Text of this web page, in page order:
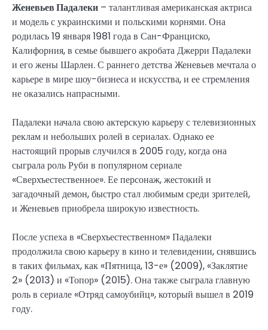
Женевьев Падалеки – талантливая американская актриса
и модель с украинскими и польскими корнями. Она
родилась 19 января 1981 года в Сан-Франциско,
Калифорния, в семье бывшего акробата Джерри Падалеки
и его жены Шарлен. С раннего детства Женевьев мечтала о
карьере в мире шоу-бизнеса и искусства, и ее стремления
не оказались напрасными.
Падалеки начала свою актерскую карьеру с телевизионных
реклам и небольших ролей в сериалах. Однако ее
настоящий прорыв случился в 2005 году, когда она
сыграла роль Руби в популярном сериале
«Сверхъестественное». Ее персонаж, жестокий и
загадочный демон, быстро стал любимым среди зрителей,
и Женевьев приобрела широкую известность.
После успеха в «Сверхъестественном» Падалеки
продолжила свою карьеру в кино и телевидении, снявшись
в таких фильмах, как «Пятница, 13-е» (2009), «Заклятие
2» (2013) и «Топор» (2015). Она также сыграла главную
роль в сериале «Отряд самоубийц», который вышел в 2019
году.